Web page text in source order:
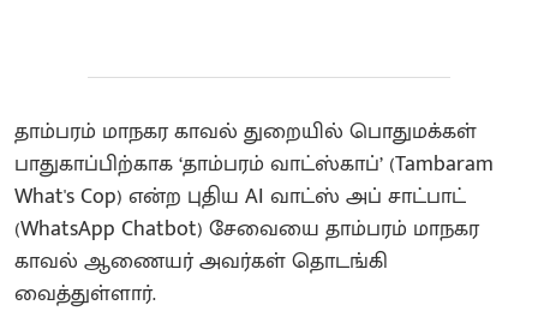
தாம்பரம் மாநகர காவல் துறையில் பொதுமக்கள்
பாதுகாப்பிற்காக ‘தாம்பரம் வாட்ஸ்காப்’ (Tambaram
What's Cop) என்ற புதிய AI வாட்ஸ் அப் சாட்பாட்
(WhatsApp Chatbot) சேவையை தாம்பரம் மாநகர
காவல் ஆணையர் அவர்கள் தொடங்கி
வைத்துள்ளார்.